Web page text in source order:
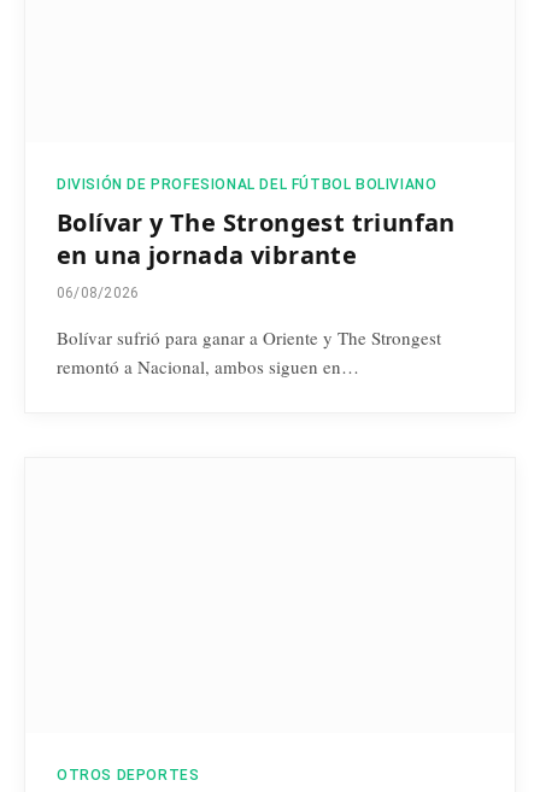
DIVISIÓN DE PROFESIONAL DEL FÚTBOL BOLIVIANO
Bolívar y The Strongest triunfan
en una jornada vibrante
06/08/2026
Bolívar sufrió para ganar a Oriente y The Strongest
remontó a Nacional, ambos siguen en…
OTROS DEPORTES